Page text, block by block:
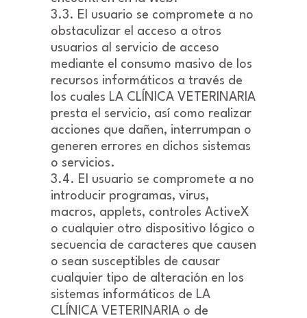
3.3. El usuario se compromete a no
obstaculizar el acceso a otros
usuarios al servicio de acceso
mediante el consumo masivo de los
recursos informáticos a través de
los cuales LA CLÍNICA VETERINARIA
presta el servicio, así como realizar
acciones que dañen, interrumpan o
generen errores en dichos sistemas
o servicios.
3.4. El usuario se compromete a no
introducir programas, virus,
macros, applets, controles ActiveX
o cualquier otro dispositivo lógico o
secuencia de caracteres que causen
o sean susceptibles de causar
cualquier tipo de alteración en los
sistemas informáticos de LA
CLÍNICA VETERINARIA o de